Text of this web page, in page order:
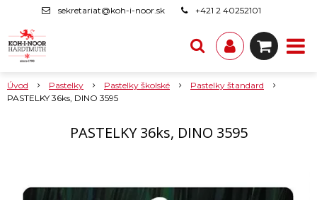
sekretariat@koh-i-noor.sk +421 2 40252101
Úvod Pastelky Pastelky školské
Pastelky štandard
PASTELKY 36ks, DINO 3595
PASTELKY 36ks, DINO 3595